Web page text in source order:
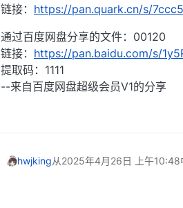
链接： https://pan.quark.cn/s/
通过百度网盘分享的文件：00120
链接： https://pan.baidu.com/s/
提取码：1111
--来自百度网盘超级会员V1的分享
hwjking从2025年4月26日 上午10:48